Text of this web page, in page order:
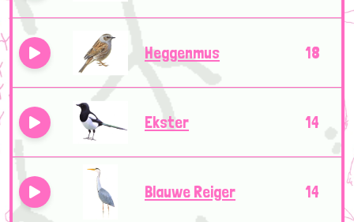
Heggenmus 18
Ekster 14
Blauwe Reiger 14